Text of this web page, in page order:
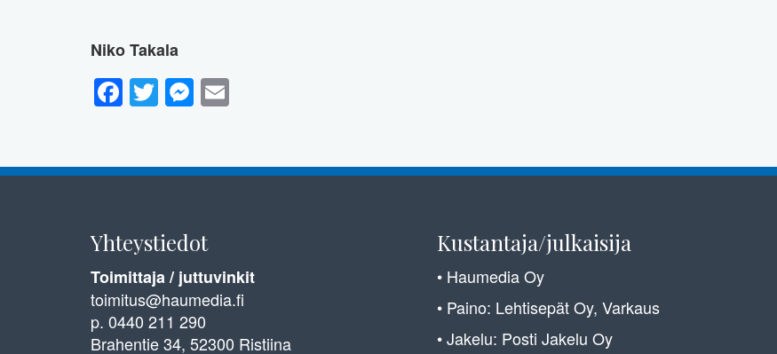
Niko Takala
Facebook
TwitterMessenger
Yhteystiedot
Toimittaja / juttuvinkit
toimitus@haumedia.fi
p. 0440 211 290
Brahentie 34, 52300 Ristiina
Kustantaja/julkaisija
• Haumedia Oy
• Paino: Lehtisepät Oy, Varkaus
• Jakelu: Posti Jakelu Oy